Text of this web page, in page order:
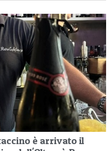
è arrivato il